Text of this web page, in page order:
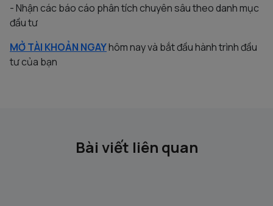
- Nhận các báo cáo phân tích chuyên sâu theo danh mục
đầu tư
MỞ TÀI KHOẢN NGAYhôm nay và bắt đầu hành trình đầu
tư của bạn
Bài viết liên quan